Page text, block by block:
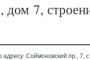
дом 7,
адресу: Соймоновский пр., 7,